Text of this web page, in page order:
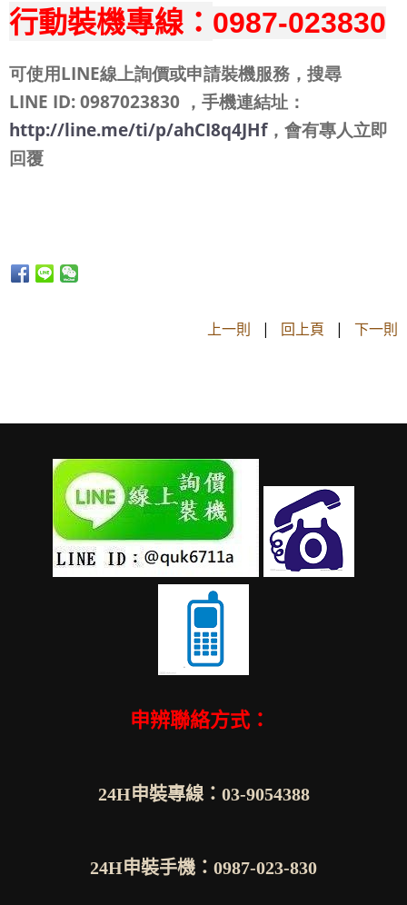
行動裝機專線 ： 0987-023830
可使用LINE線上詢價或申請裝機服務，搜尋
LINE ID: 0987023830 ，手機連結址：
http://line.me/ti/p/ahCI8q4JHf，會有專人立即
回覆
上一則 | 回上頁 | 下一則
申辨聯絡方式：
24H申裝專線：03-9054388
24H申裝手機：0987-023-830